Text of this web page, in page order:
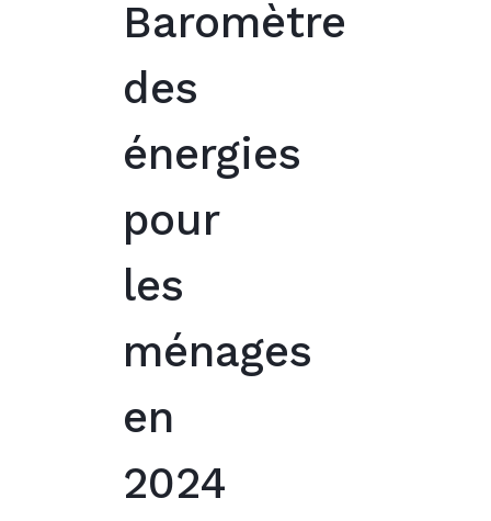
Baromètre
des
énergies
pour
les
ménages
en
2024